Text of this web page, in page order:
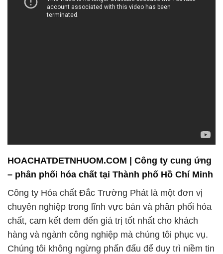
HOACHATDETNHUOM.COM | Công ty cung ứng
– phân phối hóa chất tại Thành phố Hồ Chí Minh
Công ty Hóa chất Đắc Trường Phát là một đơn vị
chuyên nghiệp trong lĩnh vực bán và phân phối hóa
chất, cam kết đem đến giá trị tốt nhất cho khách
hàng và ngành công nghiệp mà chúng tôi phục vụ.
Chúng tôi không ngừng phấn đấu để duy trì niềm tin